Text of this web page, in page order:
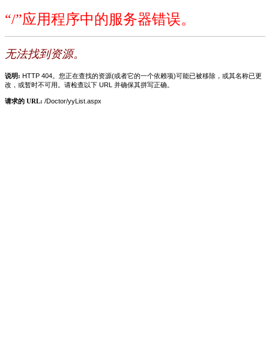
“/”应用程序中的服务器错误。
无法找到资源。
说明: HTTP 404。您正在查找的资源(或者它的一个依赖项)可能已被移除，或其名称已更
改，或暂时不可用。请检查以下 URL 并确保其拼写正确。
请求的 URL: /Doctor/yyList.aspx